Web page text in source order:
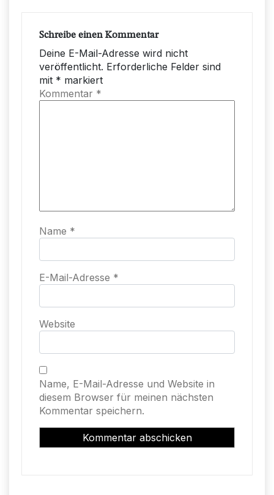
Schreibe einen Kommentar
Deine E-Mail-Adresse wird nicht
veröffentlicht. Erforderliche Felder sind
mit * markiert
Kommentar *
Name *
E-Mail-Adresse *
Website
Name, E-Mail-Adresse und Website in
diesem Browser für meinen nächsten
Kommentar speichern.